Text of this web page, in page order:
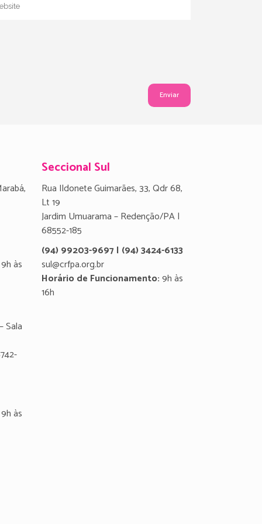
9h às
Sala
9h às
Seccional Sul
Rua Ildonete Guimarães, 33, Qdr 68,
Lt 19
Jardim Umuarama – Redenção/PA |
68552-185
(94) 99203-9697 | (94) 3424-6133
sul@crfpa.org.br
Horário de Funcionamento:9h às
16h